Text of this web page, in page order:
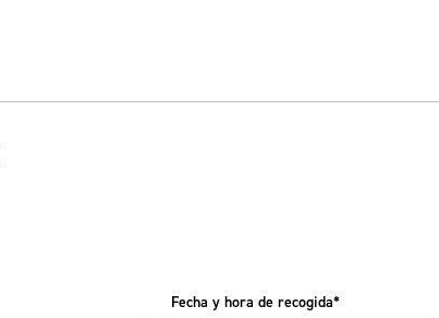
Fecha y hora de recogida*